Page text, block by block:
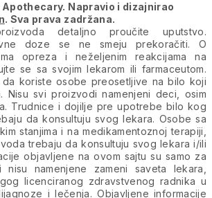
Napravio i dizajnirao
. Sva prava zadržana.
detaljno proučite uputstvo.
doze se ne smeju prekoračiti. O
opreza i neželjenim reakcijama na
se sa svojim lekarom ili farmaceutom.
da koriste osobe preosetljive na bilo koji
Nisu svi proizvodi namenjeni deci, osim
Trudnice i dojilje pre upotrebe bilo kog
da konsultuju svog lekara. Osobe sa
stanjima i na medikamentoznoj terapiji,
trebaju da konsultuju svog lekara i/ili
objavljene na ovom sajtu su samo za
namenjene zameni saveta lekara,
licenciranog zdravstvenog radnika u
i lečenja. Objavljene informacije